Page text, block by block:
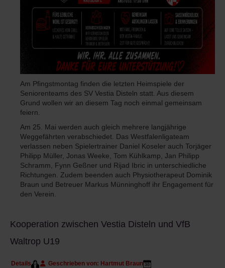
Am Pfingstmontag finden die letzten Heimspiele der
Seniorenteams des SV Vestia Disteln statt. Aus diesem
Grund wollen wir an diesem Tag noch einmal gemeinsam
feiern.
Am 25. Mai werden auch gleich mehrere langjährige
Weggefährten verabschiedet. Das Westfalenligateam
verlassen neben Spielertrainer Daniel Koseler auch Torjäger
Philipp Müller, Jonas Weeke, Tom Kühlkamp, Jan Philipp
Schramm, Fynn Geßner und Rijad Ibric in unterschiedliche
Richtungen. Zudem beenden auch Physiotherapeut Dominik
Braun und Betreuer Markus Münninghoff ihr Engagement für
den Verein.
Kooperation zwischen Vestia Disteln und VfB
Waltrop U19
Details Geschrieben von: Hartmut Braun